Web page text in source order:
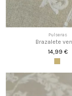
Pulseras
Brazalete
14,99 €